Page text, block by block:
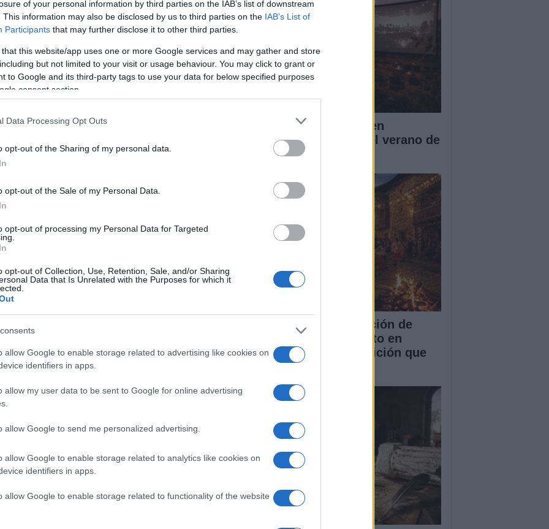
of your personal information by third parties on the IAB’s list of downstream
This information may also be disclosed by us to third parties on the IAB’s List of
Participants that may further disclose it to other third parties.
that this website/app uses one or more Google services and may gather and store
but not limited to your visit or usage behaviour. You may click to grant or
to Google and its third-party tags to use your data for below specified purposes
consent section.
Data Processing Opt Outs
opt-out of the Sharing of my personal data.
opt-out of the Sale of my Personal Data.
opt-out of processing my Personal Data for Targeted
opt-out of Collection, Use, Retention, Sale, and/or Sharing
Data that Is Unrelated with the Purposes for which it
allow Google to enable storage related to advertising like cookies on
identifiers in apps.
allow my user data to be sent to Google for online advertising
allow Google to send me personalized advertising.
allow Google to enable storage related to analytics like cookies on
identifiers in apps.
allow Google to enable storage related to functionality of the website
funciona como una pieza pictórica autónoma
Christi: no se limita a ilustrar, sino que
memoria y presencia urbana. La elección del
Alemañy trae un lenguaje contemporáneo
del acto religioso.
con una trayectoria ligada al dibujo y la pintura
, forma parte de su identidad artística, aunque su
más amplios. La Asociación del Corpus de Talavera
tradición anual y confió en un planteamiento que
local. El proceso de selección del autor se
la solemnidad de la fiesta en una imagen
promocional y patrimonial. Por un lado
otro, preserva la memoria visual de la ciudad. La
pictórico, pretende dejar constancia del
del cartel, ofreciéndose como un
firmante en la pieza refuerza la relación entre
mirada crítica y celebratoria.
Eventos culturales en
Barcelona durante el verano de
2026
La singular celebración de
Nochevieja en Agosto en
Bérchules: una tradición que
atrae a miles